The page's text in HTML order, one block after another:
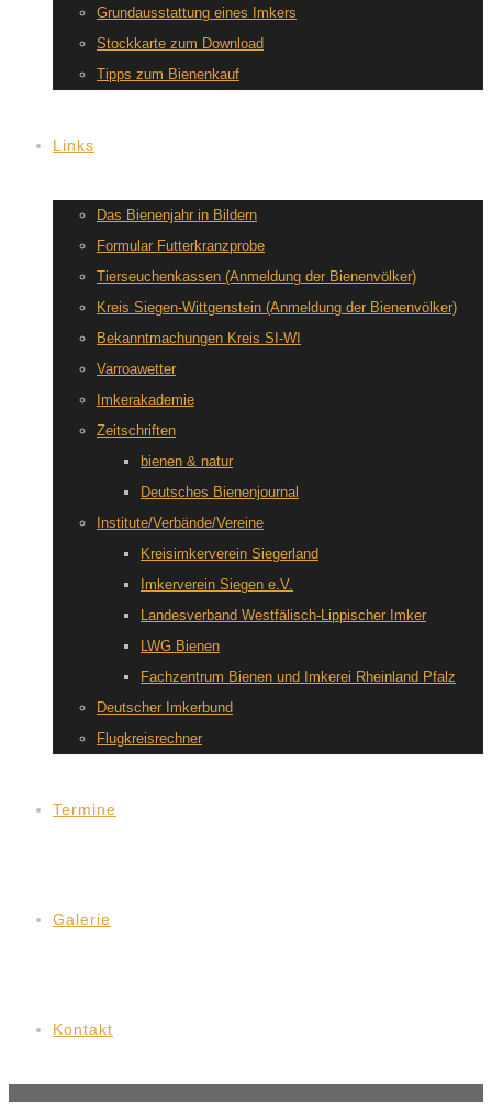
Grundausstattung eines Imkers
Stockkarte zum Download
Tipps zum Bienenkauf
Links
Das Bienenjahr in Bildern
Formular Futterkranzprobe
Tierseuchenkassen (Anmeldung der Bienenvölker)
Kreis Siegen-Wittgenstein (Anmeldung der Bienenvölker)
Bekanntmachungen Kreis SI-WI
Varroawetter
Imkerakademie
Zeitschriften
bienen & natur
Deutsches Bienenjournal
Institute/Verbände/Vereine
Kreisimkerverein Siegerland
Imkerverein Siegen e.V.
Landesverband Westfälisch-Lippischer Imker
LWG Bienen
Fachzentrum Bienen und Imkerei Rheinland Pfalz
Deutscher Imkerbund
Flugkreisrechner
Termine
Galerie
Kontakt